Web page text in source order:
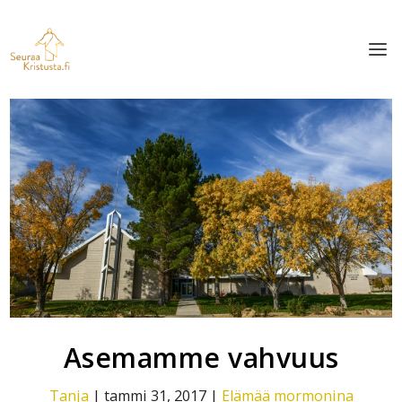
Asemamme vahvuus
Tanja | tammi 31, 2017| Elämää mormonina